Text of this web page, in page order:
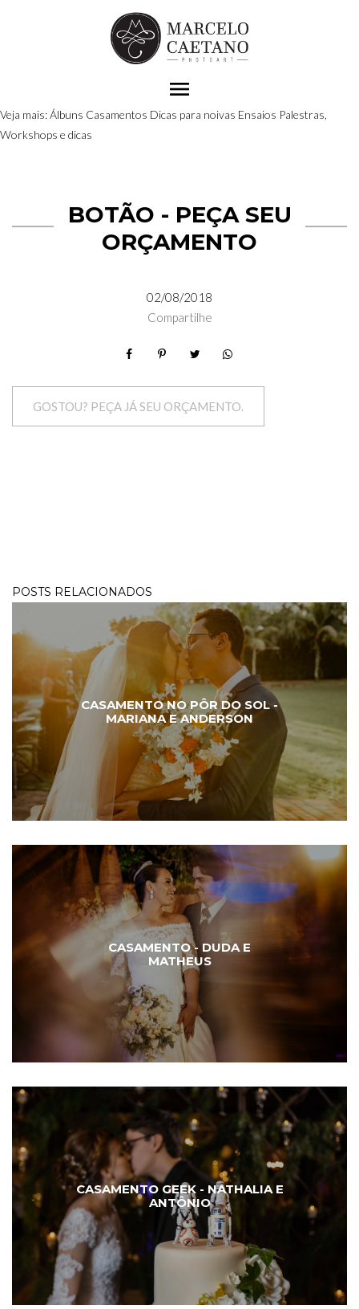
menu
Veja mais:Álbuns Casamentos Dicas para noivas Ensaios Palestras,
Workshops e dicas
BOTÃO - PEÇA SEU
ORÇAMENTO
02/08/2018
Compartilhe
GOSTOU? PEÇA JÁ SEU ORÇAMENTO.
POSTS RELACIONADOS
CASAMENTO NO PÔR DO SOL -
MARIANA E ANDERSON
CASAMENTO - DUDA E
MATHEUS
CASAMENTO GEEK - NATHALIA E
ANTÔNIO